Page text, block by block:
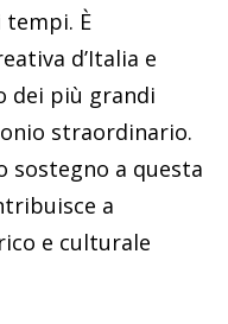
tempi. È
d’Italia e
dei più grandi
straordinario.
sostegno a questa
a
e culturale